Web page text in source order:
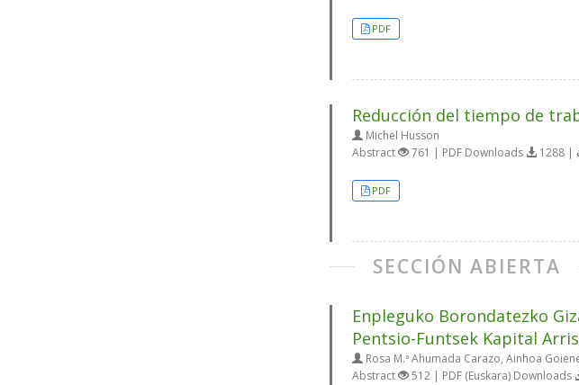
PDF
Reducción del tiempo de
Michel Husson
Abstract
761 | PDF Downloads 1288 |
PDF
SECCIÓN ABIERTA
Enpleguko Borondatezko
Pentsio-Funtsek Kapital
Rosa M.ª Ahumada Carazo, Ainhoa
Abstract
512 | PDF (Euskara) Downloads